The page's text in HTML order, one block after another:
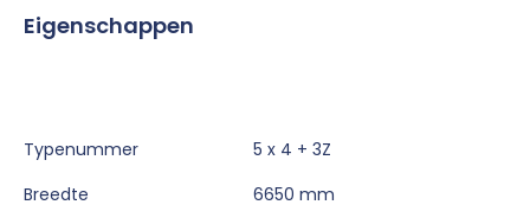
Eigenschappen
Typenummer
5 x 4 + 3Z
Breedte
6650 mm